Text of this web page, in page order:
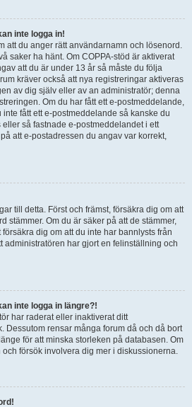
inte logga in!
att du anger rätt användarnamn och lösenord.
saker ha hänt. Om COPPA-stöd är aktiverat
att du är under 13 år så måste du följa
kräver också att nya registreringar aktiveras
av dig själv eller av an administratör; denna
Om du har fått ett e-postmeddelande,
fått ett e-postmeddelande så kanske du
så fastnade e-postmeddelandet i ett
att e-postadressen du angav var korrekt,
till detta. Först och främst, försäkra dig om att
stämmer. Om du är säker på att de stämmer,
dig om att du inte har bannlysts från
administratören har gjort en felinställning och
inte logga in längre?!
har raderat eller inaktiverat ditt
Dessutom rensar många forum då och då bort
för att minska storleken på databasen. Om
försök involvera dig mer i diskussionerna.